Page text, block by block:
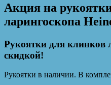
Акция на
ларингоскопа
Рукоятки для клинков
скидкой!
Рукоятки в наличии. В